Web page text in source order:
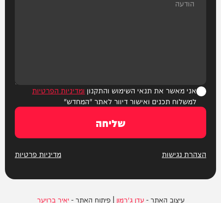
אני מאשר את תנאי השימוש והתקנון ומדיניות הפרטיות
למשלוח תכנים ואישור דיוור לאתר "המחדש"
שליחה
הצהרת נגישות מדיניות פרטיות
עיצוב האתר -עדן ג'רמון | פיתוח האתר -יאיר ברויער